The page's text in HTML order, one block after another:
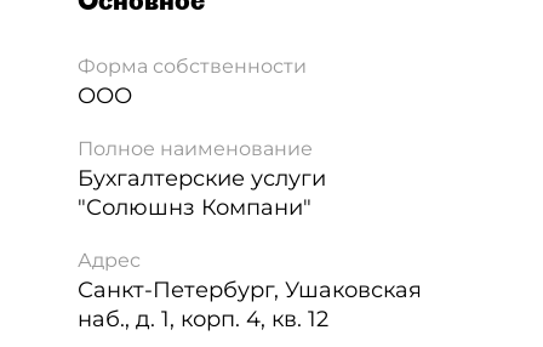
Форма собственности
ООО
Полное наименование
Бухгалтерские услуги
"Солюшнз Компани"
Адрес
Санкт-Петербург, Ушаковская
наб., д. 1, корп. 4, кв. 12